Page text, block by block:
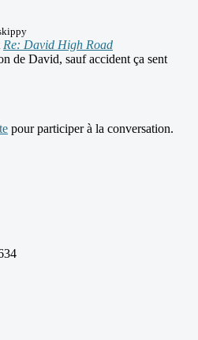
Re: David High Road
de David, sauf accident ça sent
pour participer à la conversation.